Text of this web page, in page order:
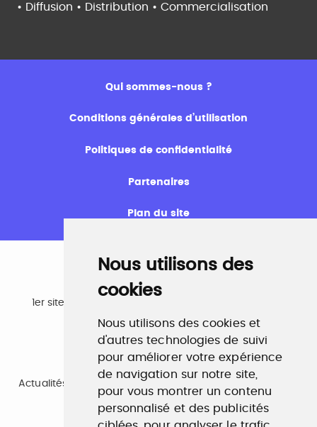
Nous utilisons des
cookies
Nous utilisons des cookies et
d'autres technologies de suivi
pour améliorer votre expérience
de navigation sur notre site,
pour vous montrer un contenu
personnalisé et des publicités
• Diffusion • Distribution • Commercialisation
Qui sommes-nous ?
Conditions générales d’utilisation
Politiques de confidentialité
Partenaires
Plan du site
Emploi
1er site emploi du secteur culturel 784.000 visites et
www.profilculture.com
Formation
Actualités, guide et annuaire des formations aux métiers
de la culture.
www.profilculture-formation.com